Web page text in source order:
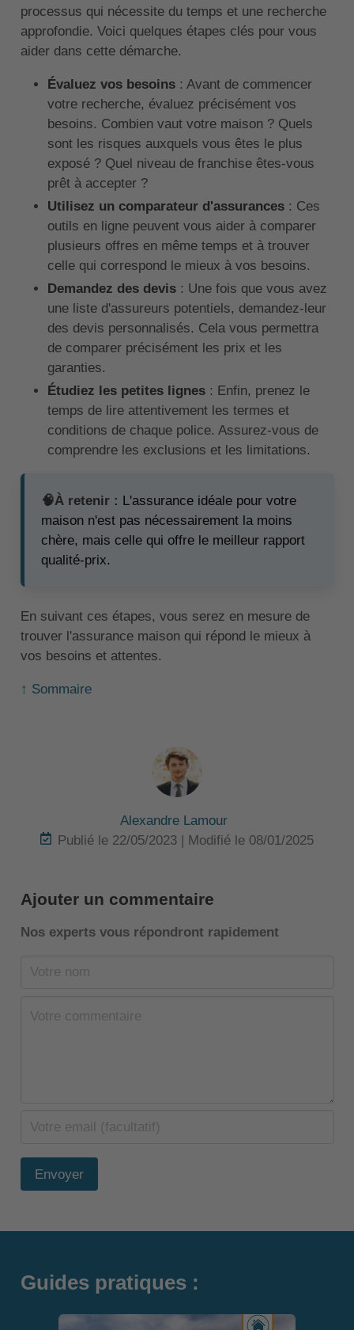
processus qui nécessite du temps et une recherche
approfondie. Voici quelques étapes clés pour vous
aider dans cette démarche.
Évaluez vos besoins: Avant de commencer
votre recherche, évaluez précisément vos
besoins. Combien vaut votre maison ? Quels
sont les risques auxquels vous êtes le plus
exposé ? Quel niveau de franchise êtes-vous
prêt à accepter ?
Utilisez un comparateur d'assurances: Ces
outils en ligne peuvent vous aider à comparer
plusieurs offres en même temps et à trouver
celle qui correspond le mieux à vos besoins.
Demandez des devis: Une fois que vous avez
une liste d'assureurs potentiels, demandez-leur
des devis personnalisés. Cela vous permettra
de comparer précisément les prix et les
garanties.
Étudiez les petites lignes: Enfin, prenez le
temps de lire attentivement les termes et
conditions de chaque police. Assurez-vous de
comprendre les exclusions et les limitations.
🧠À retenir : L'assurance idéale pour votre
maison n'est pas nécessairement la moins
chère, mais celle qui offre le meilleur rapport
qualité-prix.
En suivant ces étapes, vous serez en mesure de
trouver l'assurance maison qui répond le mieux à
vos besoins et attentes.
↑ Sommaire
Alexandre Lamour
Publié le 22/05/2023 | Modifié le 08/01/2025
Ajouter un commentaire
Nos experts vous répondront rapidement
Envoyer
Guides pratiques :